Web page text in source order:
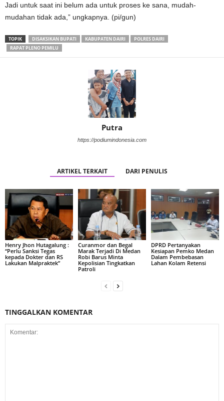
Jadi untuk saat ini belum ada untuk proses ke sana, mudah-
mudahan tidak ada,” ungkapnya. (pi/gun)
TOPIK DISAKSIKAN BUPATI KABUPATEN DAIRI
POLRES DAIRI
RAPAT PLENO PEMILU
Putra
https://podiumindonesia.com
ARTIKEL TERKAIT DARI PENULIS
Henry Jhon Hutagalung :
“Perlu Sanksi Tegas
kepada Dokter dan RS
Lakukan Malpraktek”
Curanmor dan Begal
Marak Terjadi Di Medan
Robi Barus Minta
Kepolisian Tingkatkan
Patroli
DPRD Pertanyakan
Kesiapan Pemko Medan
Dalam Pembebasan
Lahan Kolam Retensi
TINGGALKAN KOMENTAR